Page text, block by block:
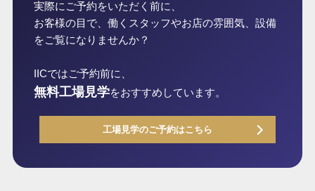
実際にご予約をいただく前に、
お客様の目で、働くスタッフやお店の雰囲気、設備
をご覧になりませんか？
IICではご予約前に、
無料工場見学をおすすめしています。
工場見学のご予約はこちら